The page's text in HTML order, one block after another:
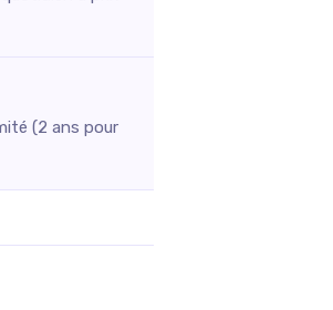
(2 ans pour